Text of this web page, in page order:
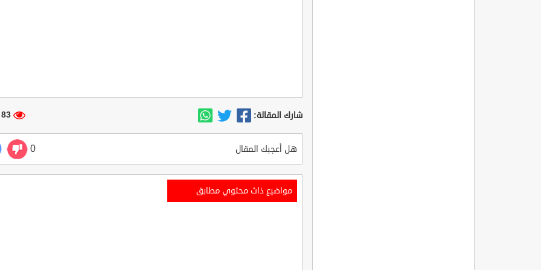
شارك المقالة: 83 مشاهدة
هل أعجبك المقال 0
مواضيع ذات محتوي مطابق